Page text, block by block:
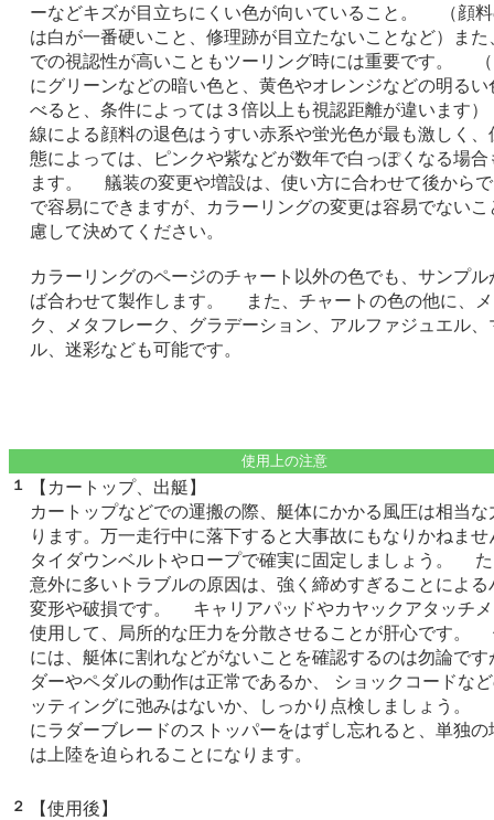
ーなどキズが目立ちにくい色が向いていること。 （顔
は白が一番硬いこと、修理跡が目立たないことなど）また
での視認性が高いこともツーリング時には重要です。
にグリーンなどの暗い色と、黄色やオレンジなどの明るい
べると、条件によっては３倍以上も視認距離が違います
線による顔料の退色はうすい赤系や蛍光色が最も激しく、
態によっては、ピンクや紫などが数年で白っぽくなる場合
ます。 艤装の変更や増設は、使い方に合わせて後から
で容易にできますが、カラーリングの変更は容易でないこ
慮して決めてください。
カラーリングのページのチャート以外の色でも、サンプル
ば合わせて製作します。 また、チャートの色の他に、
ク、メタフレーク、グラデーション、アルファジュエル、
ル、迷彩なども可能です。
使用上の注意
１
【カートップ、出艇】
カートップなどでの運搬の際、艇体にかかる風圧は相当な
ります。万一走行中に落下すると大事故にもなりかねま
タイダウンベルトやロープで確実に固定しましょう。
意外に多いトラブルの原因は、強く締めすぎることによる
変形や破損です。 キャリアパッドやカヤックアタッチ
使用して、局所的な圧力を分散させることが肝心です。
には、艇体に割れなどがないことを確認するのは勿論です
ダーやペダルの動作は正常であるか、 ショックコードな
ッティングに弛みはないか、しっかり点検しましょう。
にラダーブレードのストッパーをはずし忘れると、単独の
は上陸を迫られることになります。
２
【使用後】